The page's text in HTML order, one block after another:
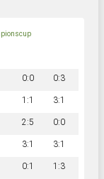
0:0 0:3
1:1 3:1
2:5 0:0
3:1 3:1
0:1 1:3